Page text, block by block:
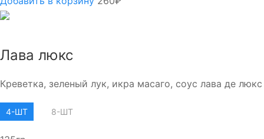
Лава люкс
Креветка, зеленый лук, икра масаго, соус лава де люкс
4-ШТ 8-ШТ